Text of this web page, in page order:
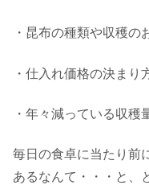
・昆布の種類や収穫の
・仕入れ価格の決まり
・年々減っている収穫
毎日の食卓に当たり前
あるなんて・・・と、